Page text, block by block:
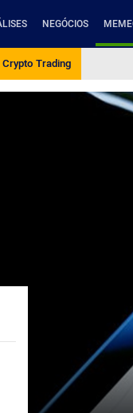
NEGÓCIOS
Trading